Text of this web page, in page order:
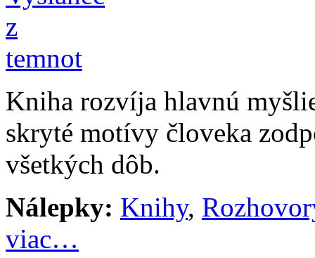
Kniha rozvíja hlavnú
skryté motívy človeka
všetkých dôb.
Nálepky: Knihy,
viac…